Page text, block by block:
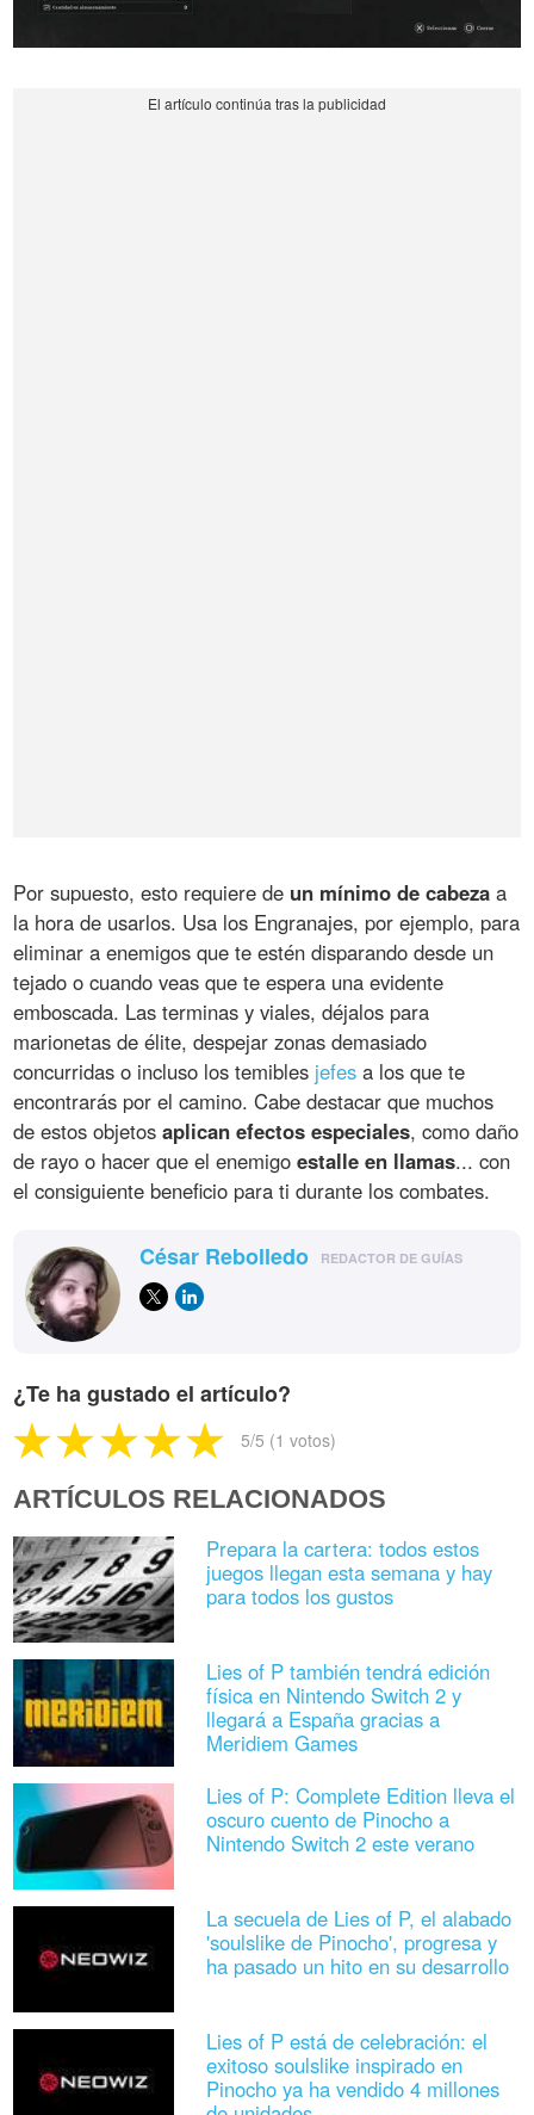
Por supuesto, esto requiere de un mínimo de cabeza a
la hora de usarlos. Usa los Engranajes, por ejemplo, para
eliminar a enemigos que te estén disparando desde un
tejado o cuando veas que te espera una evidente
emboscada. Las terminas y viales, déjalos para
marionetas de élite, despejar zonas demasiado
concurridas o incluso los temibles jefes a los que te
encontrarás por el camino. Cabe destacar que muchos
de estos objetosaplican efectos especiales, como daño
de rayo o hacer que el enemigoestalle en llamas... con
el consiguiente beneficio para ti durante los combates.
César Rebolledo REDACTOR DE GUÍAS
¿Te ha gustado el artículo?
5/5 (1 votos)
ARTÍCULOS RELACIONADOS
Prepara la cartera: todos estos
juegos llegan esta semana y hay
para todos los gustos
Lies of P también tendrá edición
física en Nintendo Switch 2 y
llegará a España gracias a
Meridiem Games
Lies of P: Complete Edition lleva el
oscuro cuento de Pinocho a
Nintendo Switch 2 este verano
La secuela de Lies of P, el alabado
'soulslike de Pinocho', progresa y
ha pasado un hito en su desarrollo
Lies of P está de celebración: el
exitoso soulslike inspirado en
Pinocho ya ha vendido 4 millones